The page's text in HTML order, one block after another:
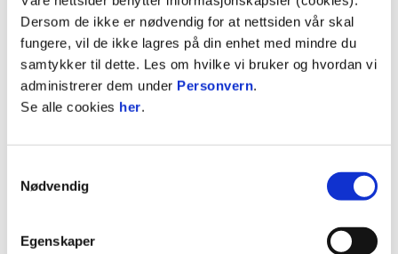
Dersom de ikke er nødvendig for at nettsiden vår skal
fungere, vil de ikke lagres på din enhet med mindre du
samtykker til dette. Les om hvilke vi bruker og hvordan vi
administrerer dem under Personvern.
Se alle cookies her.
Nødvendig
Egenskaper
øke ledelsen vår var det dessverre hjemmelaget
som skulle få utligningen sin.
Lars Vilsvik fikk et kjempetreff på bakre stolpe og
satte ballen i lengste.
få klarert ballen, som ble liggende i farlig område i
feltet og hjemmelaget fikk til slutt et bein på den.
Dermed endte det med 2-1-seier til hjemmelaget